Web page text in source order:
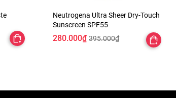
Neutrogena Ultra Sheer Dry-Touch
Sunscreen SPF55
280.000₫ 395.000₫